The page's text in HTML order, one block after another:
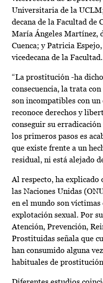
Universitaria de la
decana de la Facultad de
María Ángeles Martínez,
Cuenca; y Patricia
vicedecana de la Facultad.
“La prostitución -ha
consecuencia, la trata
son incompatibles con
reconoce derechos y
conseguir su
los primeros pasos es
que existe frente a un
residual, ni está alejado
Al respecto, ha explicado
las Naciones Unidas
en el mundo son
explotación sexual. Por
Atención, Prevención,
Prostituidas señala que
han consumido alguna
habituales de